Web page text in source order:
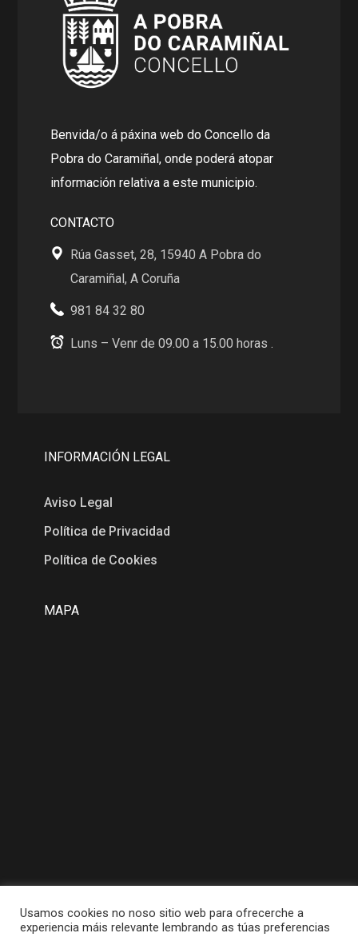
Benvida/o á páxina web do Concello da
Pobra do Caramiñal, onde poderá atopar
información relativa a este municipio.
CONTACTO
Rúa Gasset, 28, 15940 A Pobra do
Caramiñal, A Coruña
981 84 32 80
Luns – Venr de 09.00 a 15.00 horas .
INFORMACIÓN LEGAL
Aviso Legal
Política de Privacidad
Política de Cookies
MAPA
Usamos cookies no noso sitio web para ofrecerche a
experiencia máis relevante lembrando as túas preferencias